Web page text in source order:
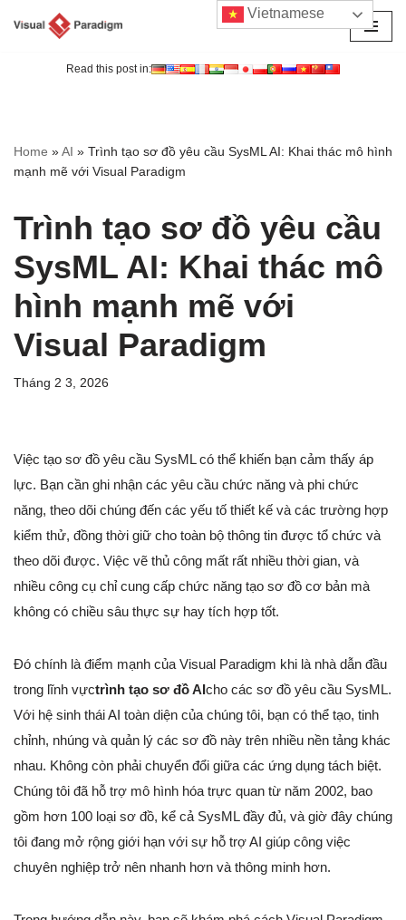
Read this post in:
Home »AI » Trình tạo sơ đồ yêu cầu SysML AI: Khai thác mô hình
mạnh mẽ với Visual Paradigm
Trình tạo sơ đồ yêu cầu
SysML AI: Khai thác mô
hình mạnh mẽ với
Visual Paradigm
Tháng 2 3, 2026
Việc tạo sơ đồ yêu cầu SysML có thể khiến bạn cảm thấy áp
lực. Bạn cần ghi nhận các yêu cầu chức năng và phi chức
năng, theo dõi chúng đến các yếu tố thiết kế và các trường hợp
kiểm thử, đồng thời giữ cho toàn bộ thông tin được tổ chức và
theo dõi được. Việc vẽ thủ công mất rất nhiều thời gian, và
nhiều công cụ chỉ cung cấp chức năng tạo sơ đồ cơ bản mà
không có chiều sâu thực sự hay tích hợp tốt.
Đó chính là điểm mạnh của Visual Paradigm khi là nhà dẫn đầu
trong lĩnh vựctrình tạo sơ đồ AIcho các sơ đồ yêu cầu SysML.
Với hệ sinh thái AI toàn diện của chúng tôi, bạn có thể tạo, tinh
chỉnh, nhúng và quản lý các sơ đồ này trên nhiều nền tảng khác
nhau. Không còn phải chuyển đổi giữa các ứng dụng tách biệt.
Chúng tôi đã hỗ trợ mô hình hóa trực quan từ năm 2002, bao
gồm hơn 100 loại sơ đồ, kể cả SysML đầy đủ, và giờ đây chúng
tôi đang mở rộng giới hạn với sự hỗ trợ AI giúp công việc
chuyên nghiệp trở nên nhanh hơn và thông minh hơn.
Vietnamese